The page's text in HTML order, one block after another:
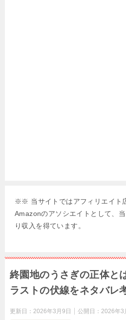
※※ 当サイトではアフィリエイト
Amazonのアソシエイトとして、
り収入を得ています。
終園地のうさぎの正体と
ラストの伏線をネタバレ
更新日： 2026年3月9日 公開日： 2026年3